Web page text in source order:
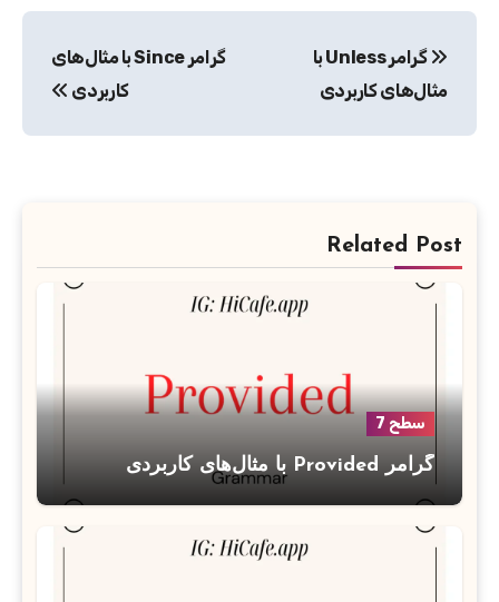
نوشته
گرامر Unless با
مثال‌های کاربردی
گرامر Since با مثال‌های
کاربردی
Related Post
سطح 7
گرامر Provided با مثال‌های کاربردی